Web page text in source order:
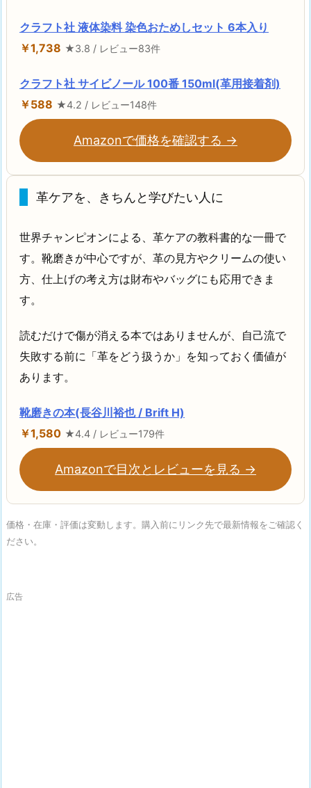
クラフト社 液体染料 染色おためしセット 6本入り
￥1,738 ★3.8 / レビュー83件
クラフト社 サイビノール 100番 150ml(革用接着剤)
￥588 ★4.2 / レビュー148件
Amazonで価格を確認する →
革ケアを、きちんと学びたい人に
世界チャンピオンによる、革ケアの教科書的な一冊で
す。靴磨きが中心ですが、革の見方やクリームの使い
方、仕上げの考え方は財布やバッグにも応用できま
す。
読むだけで傷が消える本ではありませんが、自己流で
失敗する前に「革をどう扱うか」を知っておく価値が
あります。
靴磨きの本(長谷川裕也 / Brift H)
￥1,580 ★4.4 / レビュー179件
Amazonで目次とレビューを見る →
価格・在庫・評価は変動します。購入前にリンク先で最新情報をご確認く
ださい。
広告